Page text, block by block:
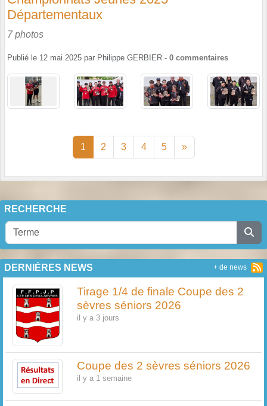
Départementaux
7 photos
Publié le 12 mai 2025 par Philippe GERBIER - 0 commentaires
1 2 3 4 5 »
RECHERCHE
DERNIÈRES NEWS
Tirage 1/4 de finale Coupe des 2
sèvres séniors 2026
il y a 3 jours
Coupe des 2 sèvres séniors 2026
il y a 1 semaine
+ de news